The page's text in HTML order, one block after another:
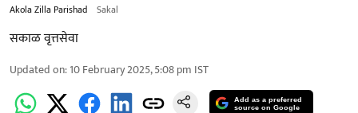
Akola Zilla Parishad Sakal
सकाळ वृत्तसेवा
Updated on:10 February 2025, 5:08 pm IST
Add as a preferred
source on Google